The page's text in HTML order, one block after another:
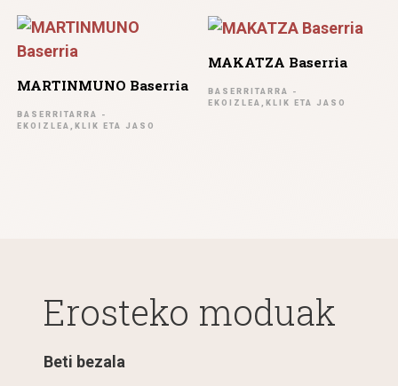
MARTINMUNO Baserria
BASERRITARRA -
EKOIZLEA,KLIK ETA JASO
MAKATZA Baserria
BASERRITARRA -
EKOIZLEA,KLIK ETA JASO
Erosteko moduak
Beti bezala